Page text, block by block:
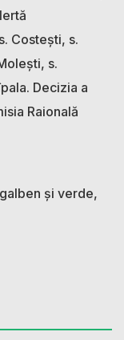
Costești, s.
s.
Decizia a
Raională
și verde,